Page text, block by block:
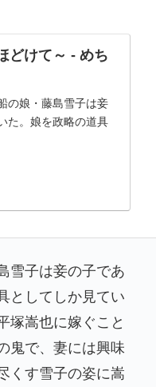
どけて～ - めち
の娘・藤島雪子は妾
た。娘を政略の道具
雪子は妾の子であ
としてしか見てい
塚嵩也に嫁ぐこと
鬼で、妻には興味
くす雪子の姿に嵩